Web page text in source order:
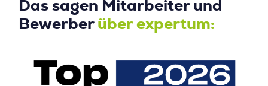
Das sagen Mitarbeiter und
Bewerber über expertum: